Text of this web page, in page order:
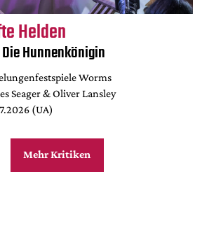
Helden
Hunnenkönigin
Worms
Seager & Oliver Lansley
(UA)
Mehr Kritiken